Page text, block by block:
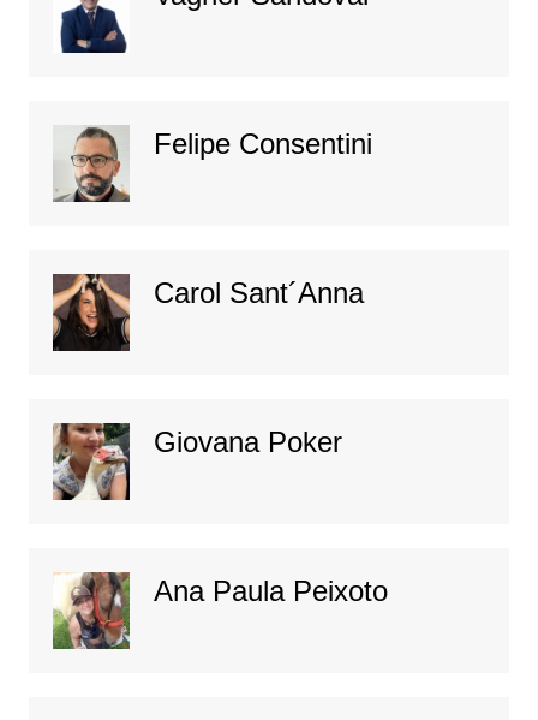
Felipe Consentini
Carol Sant´Anna
Giovana Poker
Ana Paula Peixoto